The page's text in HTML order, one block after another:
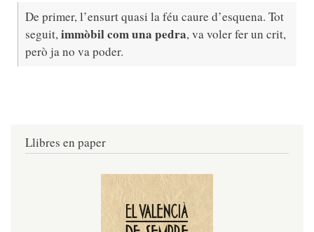
De primer, l’ensurt quasi la féu caure d’esquena. Tot
seguit,immòbil com una pedra, va voler fer un crit,
però ja no va poder.
Llibres en paper